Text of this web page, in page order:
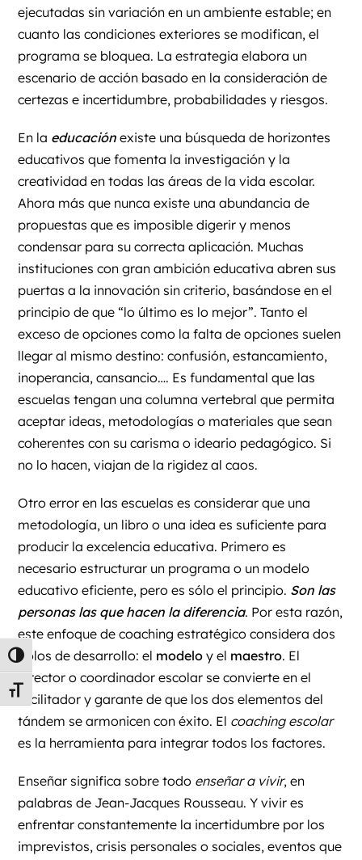
Alternar alto contraste
Alternar tamaño de letra
ejecutadas sin variación en un ambiente estable; en
cuanto las condiciones exteriores se modifican, el
programa se bloquea. La estrategia elabora un
escenario de acción basado en la consideración de
certezas e incertidumbre, probabilidades y riesgos.
En la educación existe una búsqueda de horizontes
educativos que fomenta la investigación y la
creatividad en todas las áreas de la vida escolar.
Ahora más que nunca existe una abundancia de
propuestas que es imposible digerir y menos
condensar para su correcta aplicación. Muchas
instituciones con gran ambición educativa abren sus
puertas a la innovación sin criterio, basándose en el
principio de que “lo último es lo mejor”. Tanto el
exceso de opciones como la falta de opciones suelen
llegar al mismo destino: confusión, estancamiento,
inoperancia, cansancio…. Es fundamental que las
escuelas tengan una columna vertebral que permita
aceptar ideas, metodologías o materiales que sean
coherentes con su carisma o ideario pedagógico. Si
no lo hacen, viajan de la rigidez al caos.
Otro error en las escuelas es considerar que una
metodología, un libro o una idea es suficiente para
producir la excelencia educativa. Primero es
necesario estructurar un programa o un modelo
educativo eficiente, pero es sólo el principio. Son las
personas las que hacen la diferencia. Por esta razón,
este enfoque de coaching estratégico considera dos
polos de desarrollo: el modelo y el maestro. El
director o coordinador escolar se convierte en el
facilitador y garante de que los dos elementos del
tándem se armonicen con éxito. El coaching escolar
es la herramienta para integrar todos los factores.
Enseñar significa sobre todo enseñar a vivir, en
palabras de Jean-Jacques Rousseau. Y vivir es
enfrentar constantemente la incertidumbre por los
imprevistos, crisis personales o sociales, eventos que